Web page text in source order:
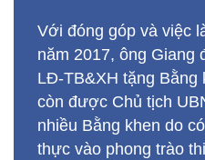
Với đóng góp và việc
năm 2017, ông
LĐ-TB&XH tặng Bằng
còn được Chủ tịch
nhiều Bằng khen do
thực vào phong trào